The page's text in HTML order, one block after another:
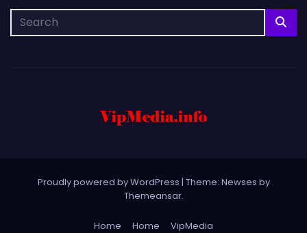
Proudly powered by WordPress | Theme: Newses by
Themeansar.
Home Home VipMedia